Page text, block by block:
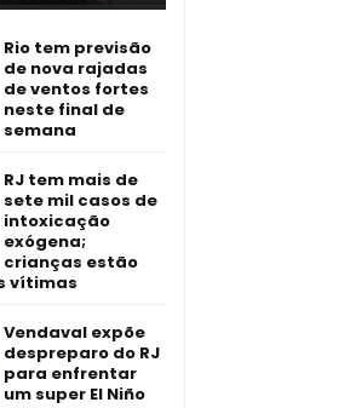
Rio tem previsão
de nova rajadas
de ventos fortes
neste final de
semana
RJ tem mais de
sete mil casos de
intoxicação
exógena;
crianças estão
vítimas
Vendaval expõe
despreparo do RJ
para enfrentar
um super El Niño